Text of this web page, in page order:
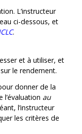
L’instructeur
ci-dessous, et
.
et à utiliser, et
le rendement.
donner de la
au
l’instructeur
les critères de